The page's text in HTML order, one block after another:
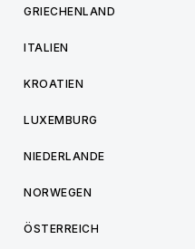
GRIECHENLAND
ITALIEN
KROATIEN
LUXEMBURG
NIEDERLANDE
NORWEGEN
ÖSTERREICH